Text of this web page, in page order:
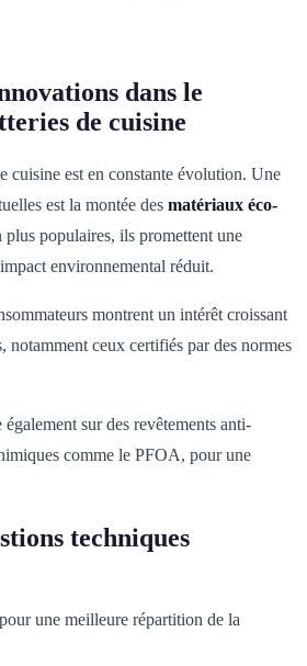
dans le
de cuisine
cuisine est en constante évolution. Une
est la montée des matériaux éco-
plus populaires, ils promettent une
environnemental réduit.
montrent un intérêt croissant
notamment ceux certifiés par des normes
sur des revêtements anti-
comme le PFOA, pour une
techniques
une meilleure répartition de la